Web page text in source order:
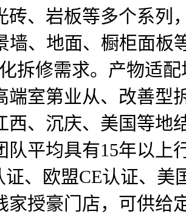
、岩板等多个系列
墙、地面、橱柜面板
拆修需求。产物适
室第业从、改善型
、沉庆、美国等地
平均具有15年以上
、欧盟CE认证、
授豪门店，可供给